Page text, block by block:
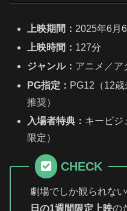
上映期間： 2025年6月
上映時間： 127分
ジャンル： アニメ／ア
PG指定： PG12（12
推奨）
入場者特典： キービジ
限定）
CHECK
劇場でしか観られない
日の1週間限定上映の